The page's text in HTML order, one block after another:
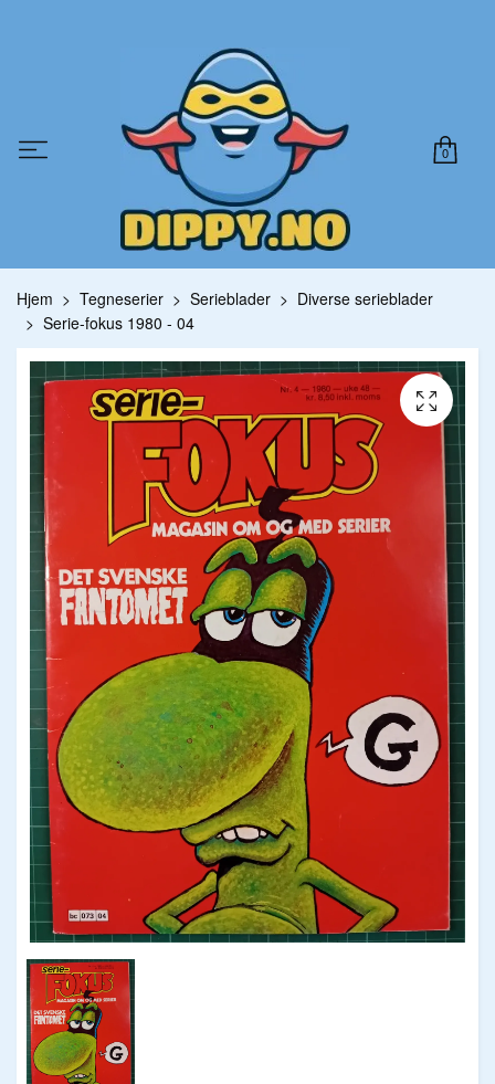
0
Hjem Tegneserier Serieblader
Diverse serieblader
Serie-fokus 1980 - 04